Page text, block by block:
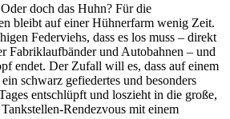
doch das Huhn? Für die
bleibt auf einer Hühnerfarm wenig Zeit.
Federviehs, dass es los muss – direkt
Fabriklaufbänder und Autobahnen – und
endet. Der Zufall will es, dass auf einem
schwarz gefiedertes und besonders
entschlüpft und loszieht in die große,
Rendezvous mit einem